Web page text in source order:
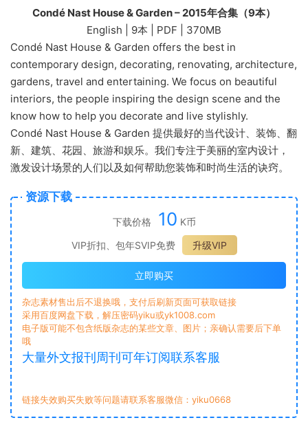
Condé Nast House & Garden – 2015年合集（9本）
English | 9本 | PDF | 370MB
Condé Nast House & Garden offers the best in
contemporary design, decorating, renovating, architecture,
gardens, travel and entertaining. We focus on beautiful
interiors, the people inspiring the design scene and the
know how to help you decorate and live stylishly.
Condé Nast House & Garden 提供最好的当代设计、装饰、翻
新、建筑、花园、旅游和娱乐。我们专注于美丽的室内设计，
激发设计场景的人们以及如何帮助您装饰和时尚生活的诀窍。
资源下载
下载价格 10 K币
VIP折扣、包年SVIP免费
升级VIP
立即购买
杂志素材售出后不退换哦，支付后刷新页面可获取链接
采用百度网盘下载，解压密码yiku或yk1008.com
电子版可能不包含纸版杂志的某些文章、图片；亲确认需要后下单
哦
大量外文报刊周刊可年订阅联系客服
链接失效购买失败等问题请联系客服微信：yiku0668